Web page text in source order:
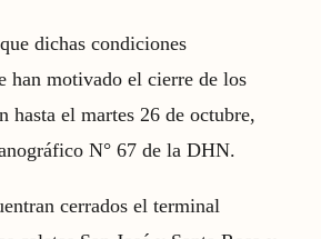
dichas condiciones
han motivado el cierre de los
hasta el martes 26 de octubre,
N° 67 de la DHN.
cerrados el terminal